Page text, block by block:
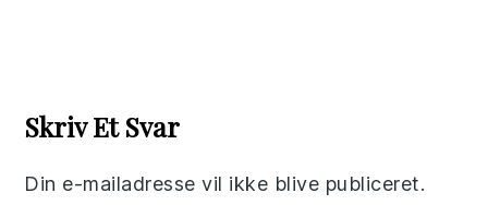
Interactions
Skriv Et Svar
Din e-mailadresse vil ikke blive publiceret.